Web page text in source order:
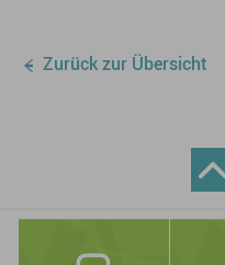
Zurück zur Übersicht